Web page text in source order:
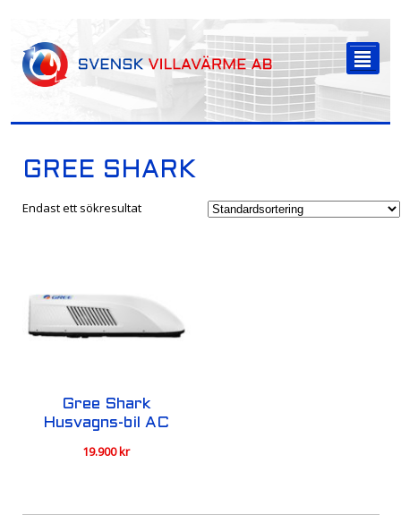
²
GREE SHARK
Endast ett sökresultat
Gree Shark
Husvagns-bil AC
19.900kr